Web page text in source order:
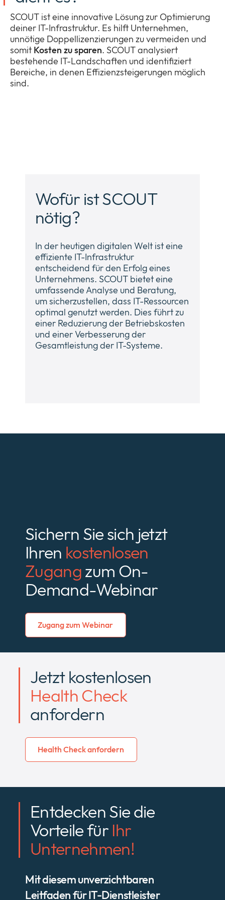
SCOUT ist eine innovative Lösung zur Optimierung
deiner IT-Infrastruktur. Es hilft Unternehmen,
unnötige Doppellizenzierungen zu vermeiden und
somit Kosten zu sparen. SCOUT analysiert
bestehende IT-Landschaften und identifiziert
Bereiche, in denen Effizienzsteigerungen möglich
sind.
Wofür ist SCOUT
nötig?
In der heutigen digitalen Welt ist eine
effiziente IT-Infrastruktur
entscheidend für den Erfolg eines
Unternehmens. SCOUT bietet eine
umfassende Analyse und Beratung,
um sicherzustellen, dass IT-Ressourcen
optimal genutzt werden. Dies führt zu
einer Reduzierung der Betriebskosten
und einer Verbesserung der
Gesamtleistung der IT-Systeme.
Sichern Sie sich jetzt
Ihren kostenlosen
Zugangzum On-
Demand-Webinar
Zugang zum Webinar
Jetzt kostenlosen
Health Check
anfordern
Health Check anfordern
Entdecken Sie die
Vorteile fürIhr
Unternehmen!
Mit diesem unverzichtbaren
Leitfaden für IT-Dienstleister